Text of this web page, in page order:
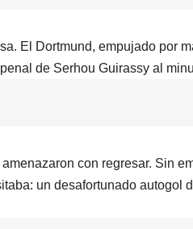
El Dortmund, empujado por
de Serhou Guirassy al
con regresar. Sin
un desafortunado autogol